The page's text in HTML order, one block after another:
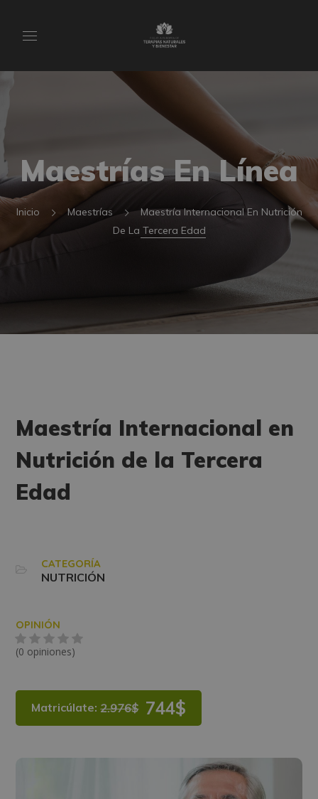
Maestrías En Línea
Inicio Maestrías
Maestría Internacional En Nutrición
De La Tercera Edad
Maestría Internacional en
Nutrición de la Tercera
Edad
CATEGORÍA
NUTRICIÓN
OPINIÓN
(0 opiniones)
Matricúlate:2.976$ 744$